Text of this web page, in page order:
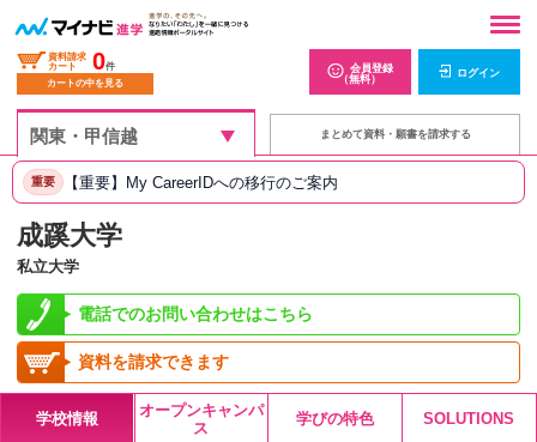
資料請求
カート
0件
カートの中を見る
会員登録
（無料）
ログイン
まとめて資料・願書を請求する
重要 【重要】My CareerIDへの移行のご案内
成蹊大学
私立大学
電話でのお問い合わせはこちら
資料を請求できます
学校情報
オープンキャンパ
ス
学びの特色 SOLUTIONS